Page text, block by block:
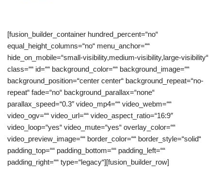
[fusion_builder_container hundred_percent=“no“
equal_height_columns=“no“ menu_anchor=““
hide_on_mobile=“small-visibility,medium-visibility,large-visibility“
class=““ id=““ background_color=““ background_image=““
background_position=“center center“ background_repeat=“no-
repeat“ fade=“no“ background_parallax=“none“
parallax_speed=“0.3″ video_mp4=““ video_webm=““
video_ogv=““ video_url=““ video_aspect_ratio=“16:9″
video_loop=“yes“ video_mute=“yes“ overlay_color=““
video_preview_image=““ border_color=““ border_style=“solid“
padding_top=““ padding_bottom=““ padding_left=““
padding_right=““ type=“legacy“][fusion_builder_row]